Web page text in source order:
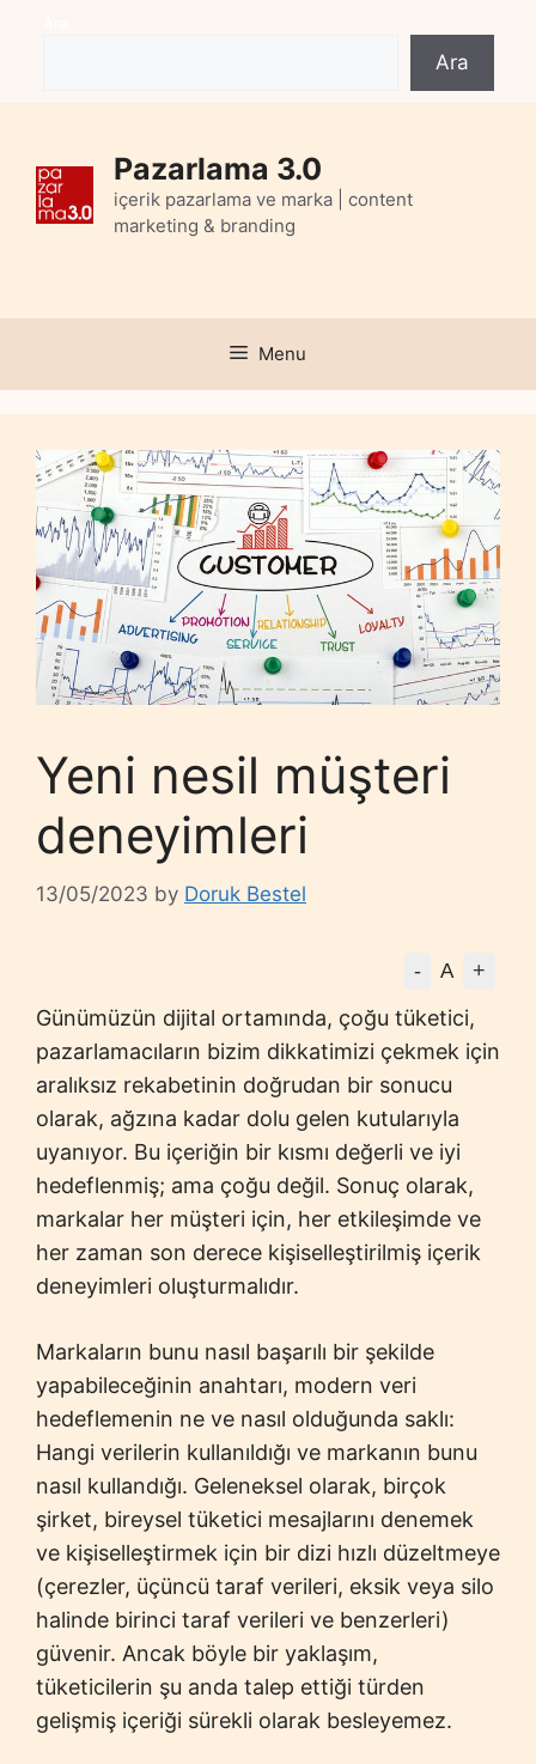
Ara
Pazarlama 3.0
içerik pazarlama ve marka | content
marketing & branding
Menu
Yeni nesil müşteri
deneyimleri
13/05/2023 by Doruk Bestel
- A +
Günümüzün dijital ortamında, çoğu tüketici,
pazarlamacıların bizim dikkatimizi çekmek için
aralıksız rekabetinin doğrudan bir sonucu
olarak, ağzına kadar dolu gelen kutularıyla
uyanıyor. Bu içeriğin bir kısmı değerli ve iyi
hedeflenmiş; ama çoğu değil. Sonuç olarak,
markalar her müşteri için, her etkileşimde ve
her zaman son derece kişiselleştirilmiş içerik
deneyimleri oluşturmalıdır.
Markaların bunu nasıl başarılı bir şekilde
yapabileceğinin anahtarı, modern veri
hedeflemenin ne ve nasıl olduğunda saklı:
Hangi verilerin kullanıldığı ve markanın bunu
nasıl kullandığı. Geleneksel olarak, birçok
şirket, bireysel tüketici mesajlarını denemek
ve kişiselleştirmek için bir dizi hızlı düzeltmeye
(çerezler, üçüncü taraf verileri, eksik veya silo
halinde birinci taraf verileri ve benzerleri)
güvenir. Ancak böyle bir yaklaşım,
tüketicilerin şu anda talep ettiği türden
gelişmiş içeriği sürekli olarak besleyemez.